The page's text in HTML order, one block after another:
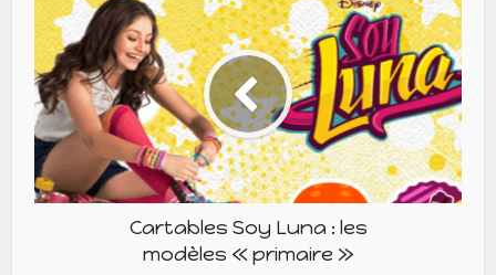
Cartables Soy Luna : les
modèles « primaire »